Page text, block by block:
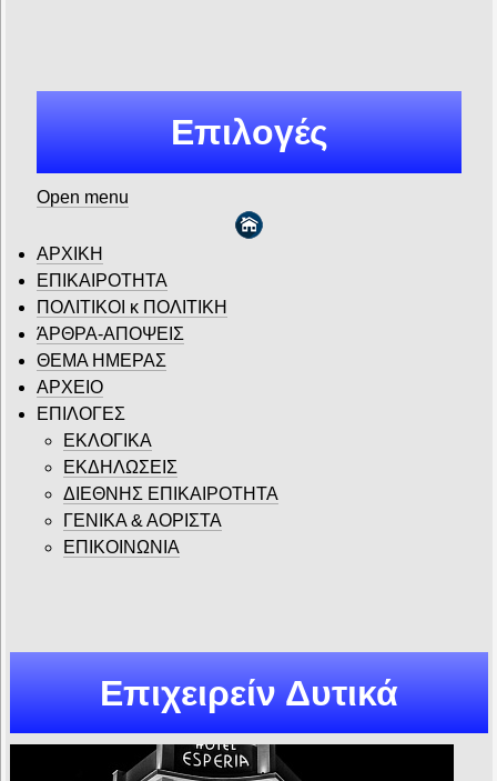
Επιλογές
Open menu
ΑΡΧΙΚΗ
ΕΠΙΚΑΙΡΟΤΗΤΑ
ΠΟΛΙΤΙΚΟΙ κ ΠΟΛΙΤΙΚΗ
ΆΡΘΡΑ-ΑΠΟΨΕΙΣ
ΘΕΜΑ ΗΜΕΡΑΣ
ΑΡΧΕΙΟ
ΕΠΙΛΟΓΕΣ
ΕΚΛΟΓΙΚΑ
ΕΚΔΗΛΩΣΕΙΣ
ΔΙΕΘΝΗΣ ΕΠΙΚΑΙΡΟΤΗΤΑ
ΓΕΝΙΚΑ & ΑΟΡΙΣΤΑ
ΕΠΙΚΟΙΝΩΝΙΑ
Επιχειρείν Δυτικά